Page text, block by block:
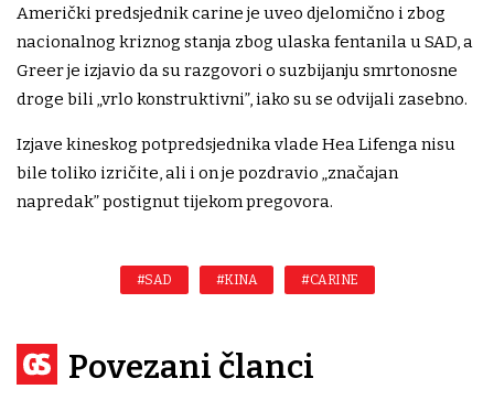
Američki predsjednik carine je uveo djelomično i zbog
nacionalnog kriznog stanja zbog ulaska fentanila u SAD, a
Greer je izjavio da su razgovori o suzbijanju smrtonosne
droge bili „vrlo konstruktivni”, iako su se odvijali zasebno.
Izjave kineskog potpredsjednika vlade Hea Lifenga nisu
bile toliko izričite, ali i on je pozdravio „značajan
napredak” postignut tijekom pregovora.
#SAD #KINA #CARINE
Povezani članci